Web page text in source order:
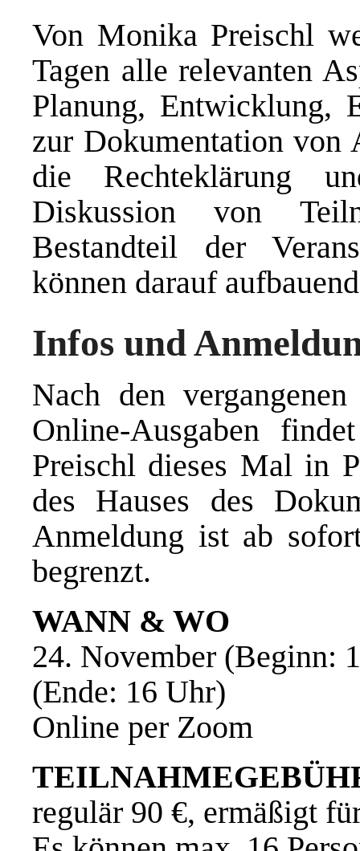
Von Monika Preischl
Tagen alle relevanten
Planung, Entwicklung,
zur Dokumentation von
die Rechteklärung
Diskussion von
Bestandteil der
können darauf
Infos und
Nach den
Online-Ausgaben
Preischl dieses Mal in
des Hauses des
Anmeldung ist ab
begrenzt.
WANN & WO
24. November (Beginn:
(Ende: 16 Uhr)
Online per Zoom
regulär 90 €, ermäßigt